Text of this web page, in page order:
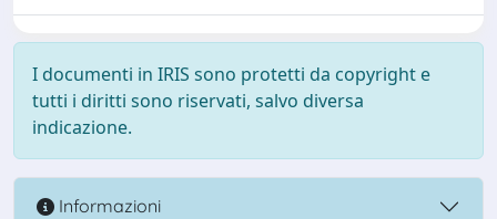
I documenti in IRIS sono protetti da copyright e
tutti i diritti sono riservati, salvo diversa
indicazione.
Informazioni